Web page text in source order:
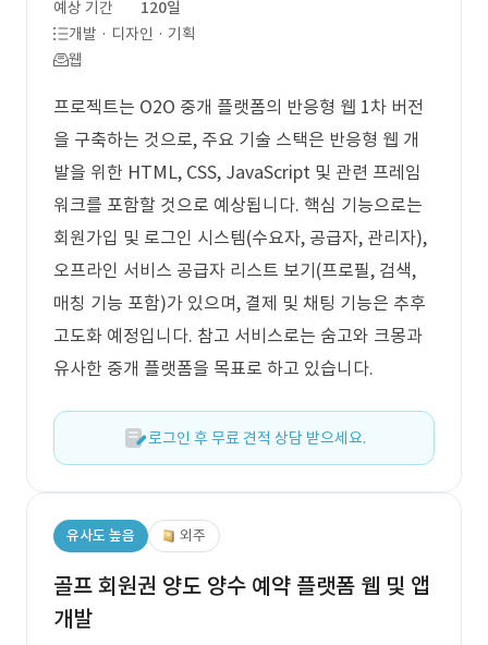
예상 기간
120일
개발 · 디자인 · 기획
웹
프로젝트는 O2O 중개 플랫폼의 반응형 웹 1차 버전
을 구축하는 것으로, 주요 기술 스택은 반응형 웹 개
발을 위한 HTML, CSS, JavaScript 및 관련 프레임
워크를 포함할 것으로 예상됩니다. 핵심 기능으로는
회원가입 및 로그인 시스템(수요자, 공급자, 관리자),
오프라인 서비스 공급자 리스트 보기(프로필, 검색,
매칭 기능 포함)가 있으며, 결제 및 채팅 기능은 추후
고도화 예정입니다. 참고 서비스로는 숨고와 크몽과
유사한 중개 플랫폼을 목표로 하고 있습니다.
로그인 후 무료 견적 상담 받으세요.
유사도 높음 외주
골프 회원권 양도 양수 예약 플랫폼 웹 및 앱
개발